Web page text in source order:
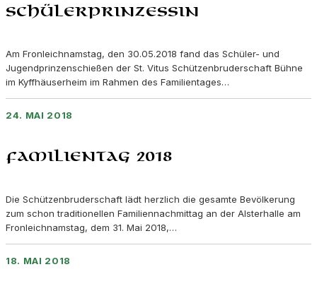
Schülerprinzessin
Am Fronleichnamstag, den 30.05.2018 fand das Schüler- und
Jugendprinzenschießen der St. Vitus Schützenbruderschaft Bühne
im Kyffhäuserheim im Rahmen des Familientages…
24. MAI 2018
Familientag 2018
Die Schützenbruderschaft lädt herzlich die gesamte Bevölkerung
zum schon traditionellen Familiennachmittag an der Alsterhalle am
Fronleichnamstag, dem 31. Mai 2018,…
18. MAI 2018